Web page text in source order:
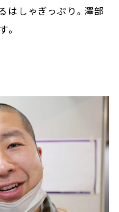
はしゃぎっぷり。澤部
。